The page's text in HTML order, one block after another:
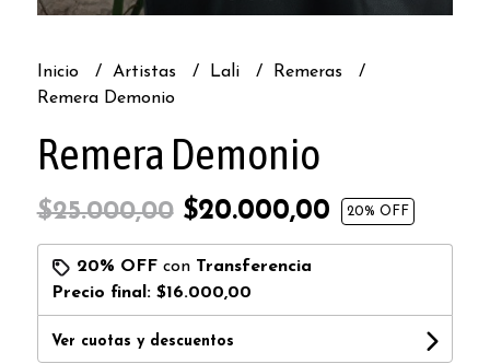
Inicio Artistas Lali
Remeras
Remera Demonio
Remera Demonio
$25.000,00$20.000,00 20% OFF
20% OFFcon Transferencia
Precio final: $16.000,00
Ver cuotas y descuentos